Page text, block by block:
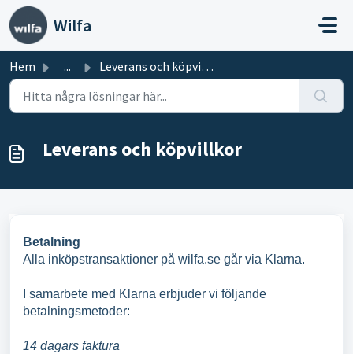
Hoppa över till huvudinnehåll
Wilfa
Hem ... Leverans och köpvillkor
Leverans och köpvillkor
Betalning
Alla inköpstransaktioner på wilfa.se går via Klarna.
I samarbete med Klarna erbjuder vi följande
betalningsmetoder:
14 dagars faktura